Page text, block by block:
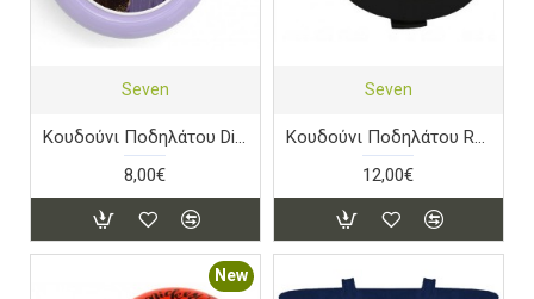
Seven
Κουδούνι Ποδηλάτου Disney Wish
8,00€
Seven
Κουδούνι Ποδηλάτου Retro Disney Mickey Black
12,00€
New